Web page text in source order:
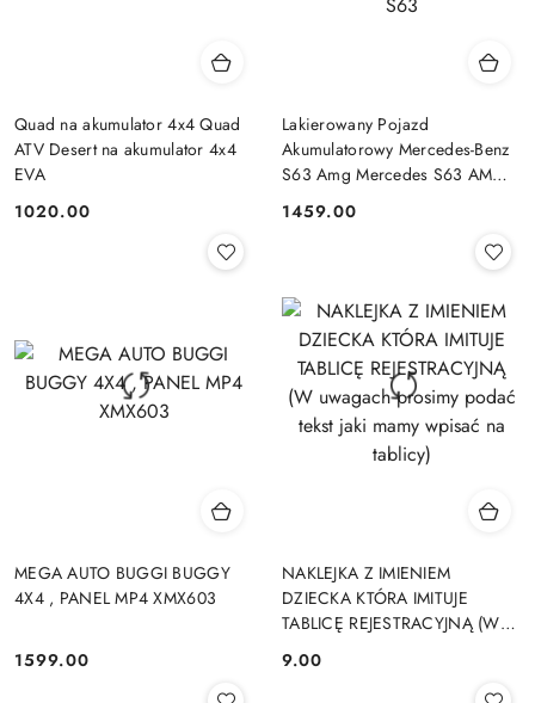
Quad na akumulator 4x4 Quad
ATV Desert na akumulator 4x4
EVA
Cena:
1020.00
Lakierowany Pojazd
Akumulatorowy Mercedes-Benz
S63 Amg Mercedes S63 AMG
Exclusive 2x45W Koła EVA
Auto na akumulator S63
Cena:
1459.00
MEGA AUTO BUGGI BUGGY
4X4 , PANEL MP4 XMX603
Cena:
1599.00
NAKLEJKA Z IMIENIEM
DZIECKA KTÓRA IMITUJE
TABLICĘ REJESTRACYJNĄ (W
uwagach prosimy podać tekst
jaki mamy wpisać na tablicy)
Cena:
9.00